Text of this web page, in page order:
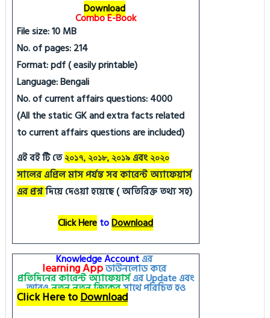
Download
Combo E-Book
File size: 10 MB
No. of pages: 214
Format: pdf ( easily printable)
Language: Bengali
No. of current affairs questions: 4000
(All the static GK and extra facts related
to current affairs questions are included)
এই বই টি তে ২০১৭, ২০১৮, ২০১৯ এবং২০২০
সালের এপ্রিল মাস পর্যন্ত সব কারেন্ট অ্যাফেয়ার্স
এর প্রশ্নদিয়ে দেওয়া হয়েছে ( অতিরিক্ত তথ্য সহ)
Click HeretoDownload
Knowledge Accountএর
learningAppডাউনলোড করে
প্রতিদিনের কারেন্ট অ্যাফেয়ার্সএরUpdateএবং
আরওনতুননতুনজিকেরসাথে পরিচিত হও
Click Here toDownload